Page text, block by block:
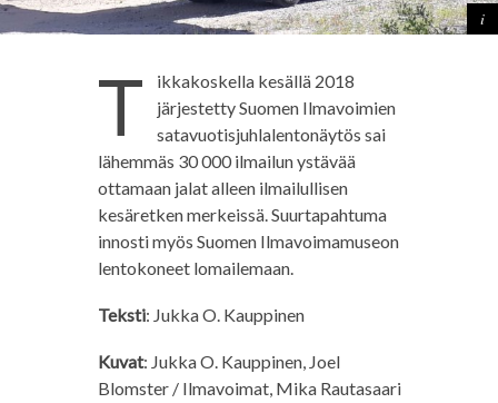
T
ikkakoskella kesällä 2018
järjestetty Suomen Ilmavoimien
satavuotisjuhlalentonäytös sai
lähemmäs 30 000 ilmailun ystävää
ottamaan jalat alleen ilmailullisen
kesäretken merkeissä. Suurtapahtuma
innosti myös Suomen Ilmavoimamuseon
lentokoneet lomailemaan.
Teksti: Jukka O. Kauppinen
Kuvat: Jukka O. Kauppinen, Joel
Blomster / Ilmavoimat, Mika Rautasaari